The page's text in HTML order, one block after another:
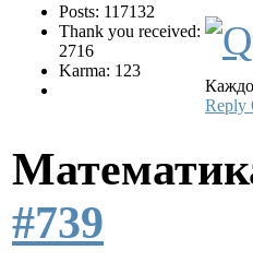
Posts: 117132
Thank you received:
2716
Karma: 123
Reply
#739